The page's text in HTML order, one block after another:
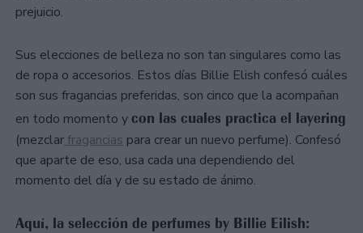
prejuicio.
Sus elecciones de belleza no son tan singulares como las
de ropa o accesorios. Estos días Billie Elish confesó cuáles
son sus fragancias preferidas, son cinco que la acompañan
en todo momento ycon las cuales practica el layering
(mezclarfragancias para crear un nuevo perfume). Confesó
que aparte de eso, usa cada una dependiendo del
momento del día y de su estado de ánimo.
Aquí, la selección de perfumes by Billie Eilish: